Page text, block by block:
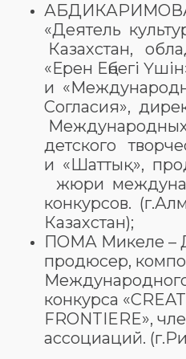
«Деятель
Казахстан,
«Ерен Еңбегі
и
Согласия»,
детского
и «Шаттық»,
жюри
конкурсов.
Казахстан);
ПОМА Микеле –
продюсер,
конкурса
FRONTIERE»,
ассоциаций.